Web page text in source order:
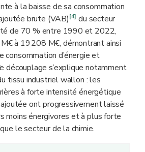
à la baisse de sa consommation
brute (VAB)[4] du secteur
de 70 % entre 1990 et 2022,
à 19 208 M€, démontrant ainsi
consommation d’énergie et
découplage s’explique notamment
tissu industriel wallon : les
à forte intensité énergétique
ont progressivement laissé
moins énergivores et à plus forte
le secteur de la chimie.